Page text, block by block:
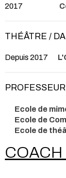
2017
THÉÂTRE /
Depuis 2017
Ecole de
Ecole de
Ecole de
COACH